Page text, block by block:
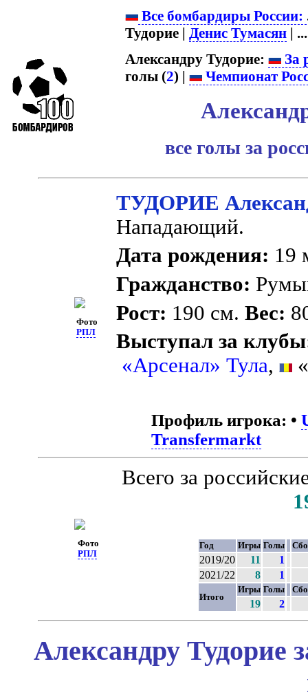
Все бомбардиры России:
Тудорие | Денис Тумасян | ...
Александру Тудорие:
За
голы (2) | Чемпионат
все голы за
Фото
РПЛ
ТУДОРИЕ
Нападающий.
Дата рождения: 19
Гражданство:
Рост: 190 см.Вес:
Выступал за
«Арсенал» Тула,
Профиль игрока: •
Transfermarkt
Фото
РПЛ
Всего за
Год Игры Голы
2019/20 11
1
2021/22
8 1
Итого
Игры Голы
19 2
Александру Тудорие